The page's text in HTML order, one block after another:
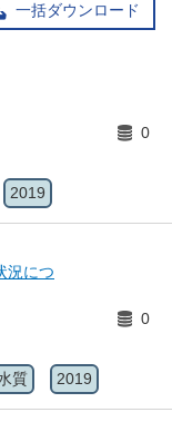
一括ダウンロード
0
2019
況につ
0
質 2019